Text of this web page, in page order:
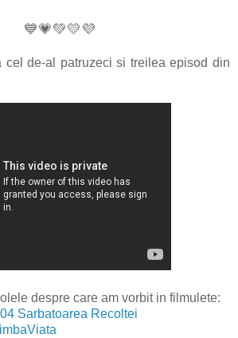
💙💗💚💛💜
cel de-al patruzeci si treilea episod din
despre care am vorbit in filmulete:
Sarbatoarea Recoltei